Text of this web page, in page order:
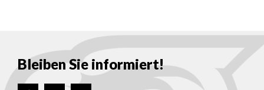
Bleiben Sie informiert!